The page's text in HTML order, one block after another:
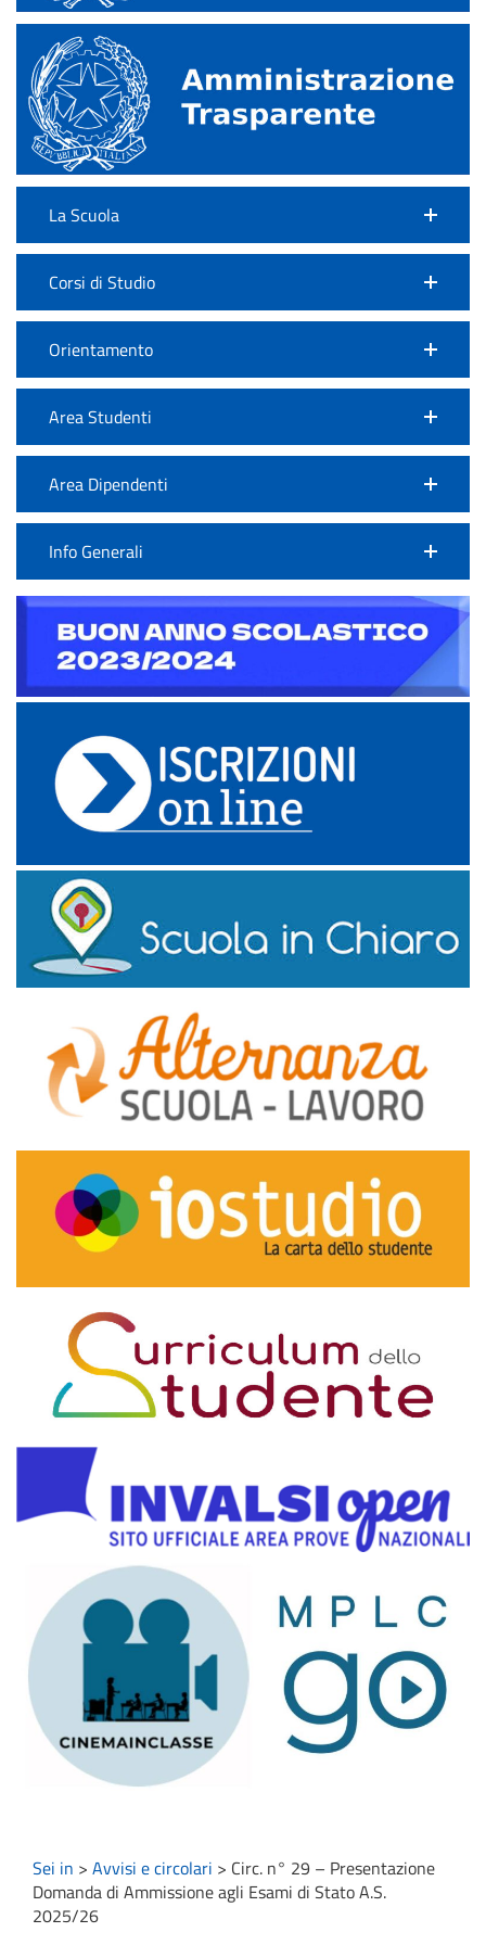
La Scuola
Corsi di Studio
Orientamento
Area Studenti
Area Dipendenti
Info Generali
Sei in > Avvisi e circolari > Circ. n° 29 – Presentazione
Domanda di Ammissione agli Esami di Stato A.S.
2025/26